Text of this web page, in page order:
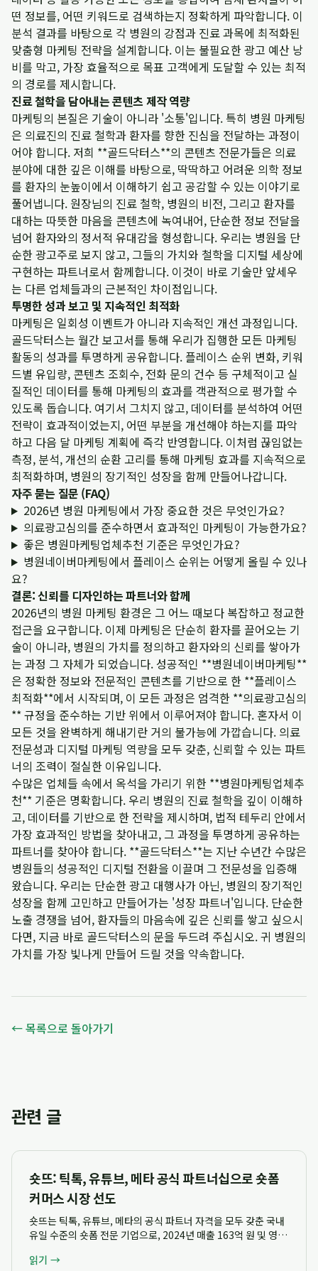
떤 정보를, 어떤 키워드로 검색하는지 정확하게 파악합니다. 이
분석 결과를 바탕으로 각 병원의 강점과 진료 과목에 최적화된
맞춤형 마케팅 전략을 설계합니다. 이는 불필요한 광고 예산 낭
비를 막고, 가장 효율적으로 목표 고객에게 도달할 수 있는 최적
의 경로를 제시합니다.
진료 철학을 담아내는 콘텐츠 제작 역량
마케팅의 본질은 기술이 아니라 '소통'입니다. 특히 병원 마케팅
은 의료진의 진료 철학과 환자를 향한 진심을 전달하는 과정이
어야 합니다. 저희 **골드닥터스**의 콘텐츠 전문가들은 의료
분야에 대한 깊은 이해를 바탕으로, 딱딱하고 어려운 의학 정보
를 환자의 눈높이에서 이해하기 쉽고 공감할 수 있는 이야기로
풀어냅니다. 원장님의 진료 철학, 병원의 비전, 그리고 환자를
대하는 따뜻한 마음을 콘텐츠에 녹여내어, 단순한 정보 전달을
넘어 환자와의 정서적 유대감을 형성합니다. 우리는 병원을 단
순한 광고주로 보지 않고, 그들의 가치와 철학을 디지털 세상에
구현하는 파트너로서 함께합니다. 이것이 바로 기술만 앞세우
는 다른 업체들과의 근본적인 차이점입니다.
투명한 성과 보고 및 지속적인 최적화
마케팅은 일회성 이벤트가 아니라 지속적인 개선 과정입니다.
골드닥터스는 월간 보고서를 통해 우리가 집행한 모든 마케팅
활동의 성과를 투명하게 공유합니다. 플레이스 순위 변화, 키워
드별 유입량, 콘텐츠 조회수, 전화 문의 건수 등 구체적이고 실
질적인 데이터를 통해 마케팅의 효과를 객관적으로 평가할 수
있도록 돕습니다. 여기서 그치지 않고, 데이터를 분석하여 어떤
전략이 효과적이었는지, 어떤 부분을 개선해야 하는지를 파악
하고 다음 달 마케팅 계획에 즉각 반영합니다. 이처럼 끊임없는
측정, 분석, 개선의 순환 고리를 통해 마케팅 효과를 지속적으로
최적화하며, 병원의 장기적인 성장을 함께 만들어나갑니다.
자주 묻는 질문 (FAQ)
2026년 병원 마케팅에서 가장 중요한 것은 무엇인가요?
의료광고심의를 준수하면서 효과적인 마케팅이 가능한가요?
좋은 병원마케팅업체추천 기준은 무엇인가요?
병원네이버마케팅에서 플레이스 순위는 어떻게 올릴 수 있나
요?
결론: 신뢰를 디자인하는 파트너와 함께
2026년의 병원 마케팅 환경은 그 어느 때보다 복잡하고 정교한
접근을 요구합니다. 이제 마케팅은 단순히 환자를 끌어오는 기
술이 아니라, 병원의 가치를 정의하고 환자와의 신뢰를 쌓아가
는 과정 그 자체가 되었습니다. 성공적인 **병원네이버마케팅**
은 정확한 정보와 전문적인 콘텐츠를 기반으로 한 **플레이스
최적화**에서 시작되며, 이 모든 과정은 엄격한 **의료광고심의
** 규정을 준수하는 기반 위에서 이루어져야 합니다. 혼자서 이
모든 것을 완벽하게 해내기란 거의 불가능에 가깝습니다. 의료
전문성과 디지털 마케팅 역량을 모두 갖춘, 신뢰할 수 있는 파트
너의 조력이 절실한 이유입니다.
수많은 업체들 속에서 옥석을 가리기 위한 **병원마케팅업체추
천** 기준은 명확합니다. 우리 병원의 진료 철학을 깊이 이해하
고, 데이터를 기반으로 한 전략을 제시하며, 법적 테두리 안에서
가장 효과적인 방법을 찾아내고, 그 과정을 투명하게 공유하는
파트너를 찾아야 합니다. **골드닥터스**는 지난 수년간 수많은
병원들의 성공적인 디지털 전환을 이끌며 그 전문성을 입증해
왔습니다. 우리는 단순한 광고 대행사가 아닌, 병원의 장기적인
성장을 함께 고민하고 만들어가는 '성장 파트너'입니다. 단순한
노출 경쟁을 넘어, 환자들의 마음속에 깊은 신뢰를 쌓고 싶으시
다면, 지금 바로 골드닥터스의 문을 두드려 주십시오. 귀 병원의
가치를 가장 빛나게 만들어 드릴 것을 약속합니다.
← 목록으로 돌아가기
관련 글
숏뜨: 틱톡, 유튜브, 메타 공식 파트너십으로 숏폼
커머스 시장 선도
숏뜨는 틱톡, 유튜브, 메타의 공식 파트너 자격을 모두 갖춘 국내
유일 수준의 숏폼 전문 기업으로, 2024년 매출 163억 원 및 영업
를 기록했습니다. 이 기업은 단순 대행을 넘어 검증된 전문성을
읽기 →